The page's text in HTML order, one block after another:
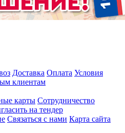
Доставка Оплата Условия
клиентам
карты Сотрудничество
на тендер
Связаться с нами Карта сайта